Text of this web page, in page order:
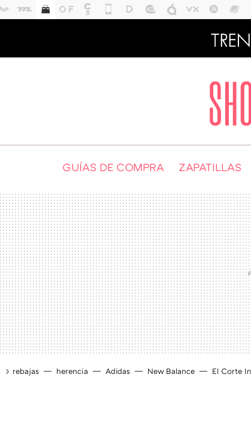
GUÍAS DE COMPRA ZAPATILLAS
rebajas herencia Adidas New Balance El Corte